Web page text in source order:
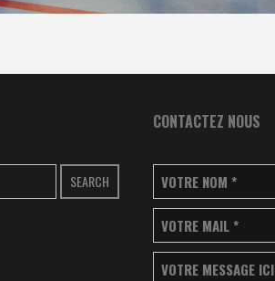
SEARCH
CONTACTEZ NOUS
VOTRE NOM *
VOTRE MAIL *
VOTRE MESSAGE ICI